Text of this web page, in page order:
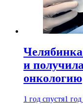
и
онкологию
1 год спустя1